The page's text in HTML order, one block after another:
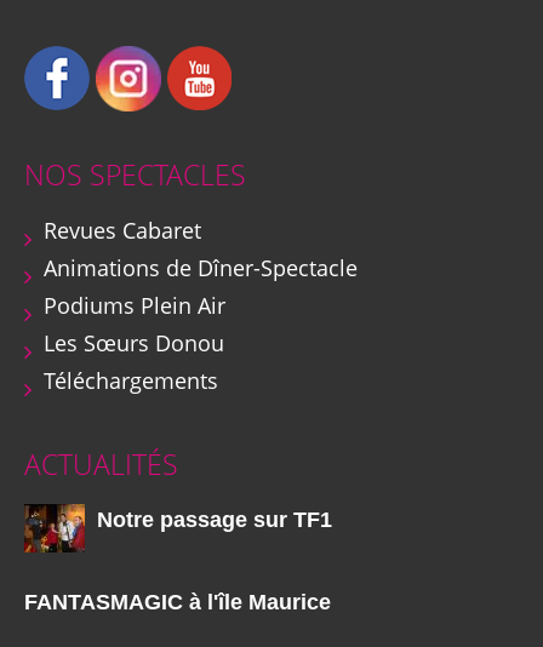
NOS SPECTACLES
Revues Cabaret
Animations de Dîner-Spectacle
Podiums Plein Air
Les Sœurs Donou
Téléchargements
ACTUALITÉS
Notre passage sur TF1
FANTASMAGIC à l'île Maurice